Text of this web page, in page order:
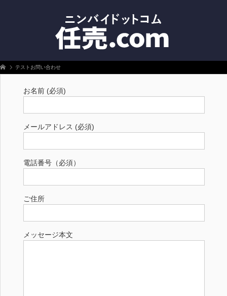
任売.com
ホーム テストお問い合わせ
お名前 (必須)
メールアドレス (必須)
電話番号（必須）
ご住所
メッセージ本文